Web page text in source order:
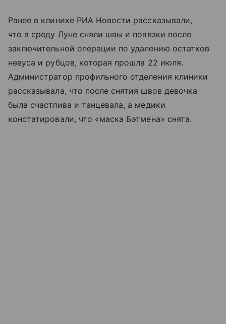
Ранее в клинике РИА Новости рассказывали,
что в среду Луне сняли швы и повязки после
заключительной операции по удалению остатков
невуса и рубцов, которая прошла 22 июля.
Администратор профильного отделения клиники
рассказывала, что после снятия швов девочка
была счастлива и танцевала, а медики
констатировали, что «маска Бэтмена» снята.